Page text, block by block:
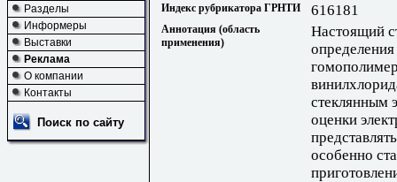
Разделы
Информеры
Выставки
Реклама
О компании
Контакты
Поиск по сайту
Индекс рубрикатора ГРНТИ 616181
Аннотация (область
применения)
Настоящий
стеклянным
оценки
особенно